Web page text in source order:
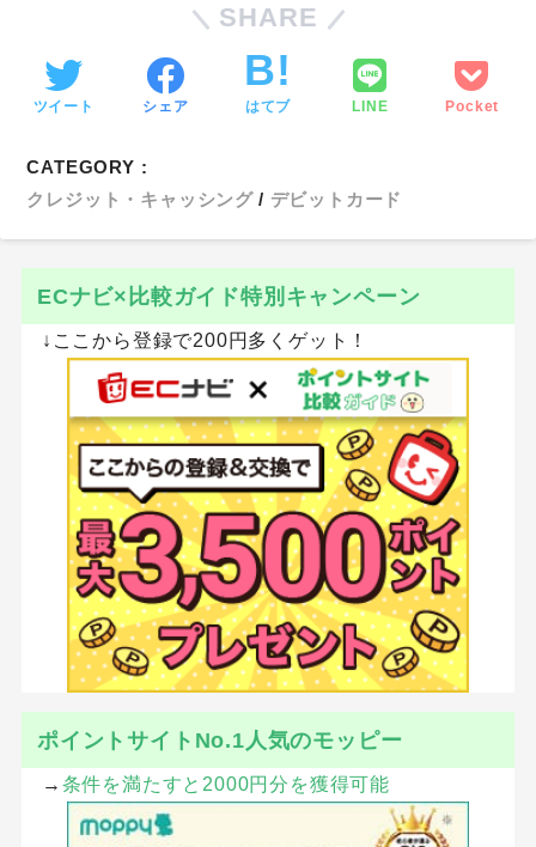
SHARE
ツイート シェア はてブ LINE Pocket
CATEGORY :
クレジット・キャッシング
デビットカード
ECナビ×比較ガイド特別キャンペーン
↓ここから登録で200円多くゲット！
ポイントサイトNo.1人気のモッピー
→ 条件を満たすと2000円分を獲得可能